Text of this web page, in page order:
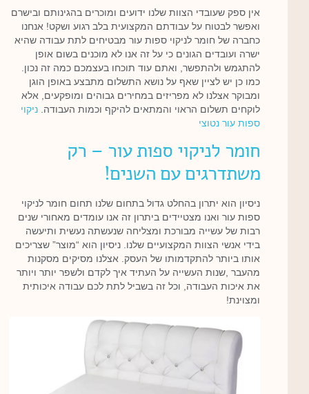
אין ספק שעובדי הצוות שלנו ידועים ומוכרים בהגינותם ובישרם
ואפשר לבטוח על עבודתם המקצועית בלב רגוע ושקט! אנחנו
כחברה של חומר לניקוי ספות עור מבטיחים לתת עבודה שהיא
ישרה ועובדים הגונים כי על זה אנו לא מוכנים בשום אופן
להתגמש ולהתפשר, ואתם עוד תוכחו בעצמכם כמה זה נכון.
כמו כן יש לציין שאף על נושא התשלום מתבצע באופן הוגן
ומבוקר אצלנו לא מפריזים במחירים גבוהים ומופקעים, אלא
לוקחים תשלום הראוי והמתאים להיקף וכמות העבודה. ניקוי
ספות עור נטוצי
חומר לניקוי ספות עור – רק
משתדרגים עם השנים!
ניסיון הוא יתרון בהחלט גדול בתחום שלנו תחום חומר לניקוי
ספות עור ואנו מצטיידים ביתרון זה אנו עומדים מאחורי שנים
רבות של עשייה מבורכת ומצליחה שנעשתה נעשית ותיעשה
בידי אנשי הצוות המקצועיים שלנו. ניסיון הוא “מוצר” שצריכים
אותו ביותר להתקדמותו של העסק. אצלנו מסיקים מסקנות
מהעבר ,שנות העשייה על העתיד איך לקדם ולשפר יותר ויותר
את איכות העבודה, וכל זה בשביל לתת לכם עבודה איכותית
ומצוינת!